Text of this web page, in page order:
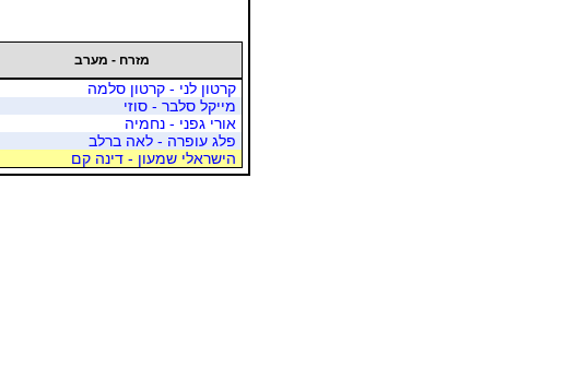
מזרח - מערב
קרטון לני - קרטון סלמה
מייקל סלבר - סוזי
אורי גפני - נחמיה
פלג עופרה - לאה ברלב
הישראלי שמעון - דינה קם